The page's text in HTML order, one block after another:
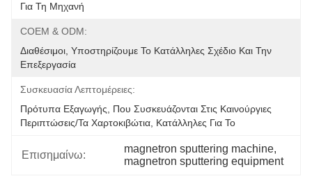
Για Τη Μηχανή
COEM & ODM:
Διαθέσιμοι, Υποστηρίζουμε Το Κατάλληλες Σχέδιο Και Την
Επεξεργασία
Συσκευασία Λεπτομέρειες:
Πρότυπα Εξαγωγής, Που Συσκευάζονται Στις Καινούργιες
Περιπτώσεις/τα Χαρτοκιβώτια, Κατάλληλες Για Το
Επισημαίνω:
magnetron sputtering machine,
magnetron sputtering equipment